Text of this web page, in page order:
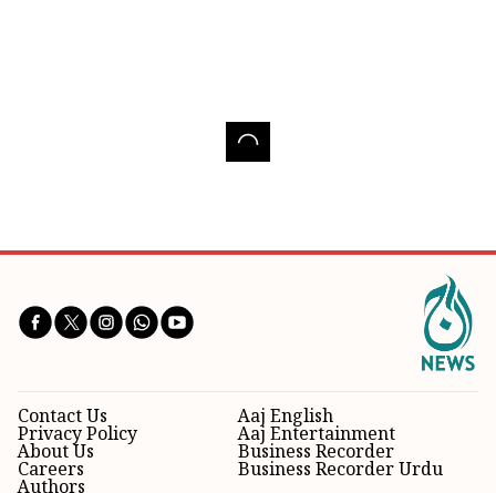
Aaj English
Aaj Entertainment
Business Recorder
Business Recorder Urdu
Contact Us
Privacy Policy
About Us
Careers